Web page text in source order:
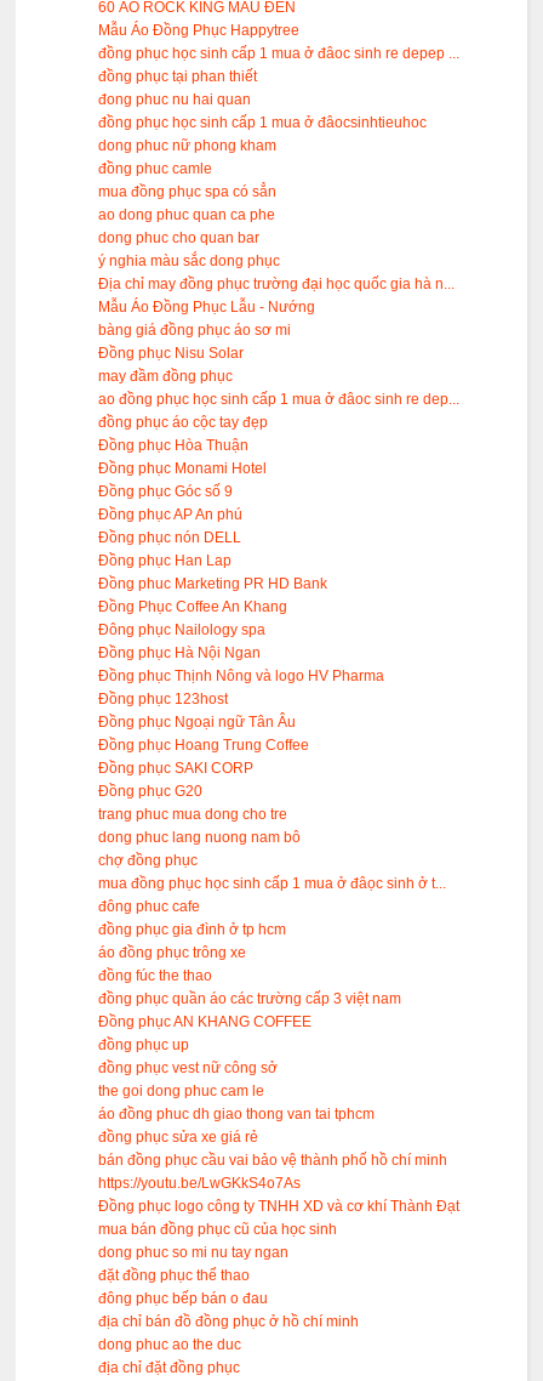
60 ÁO ROCK KING MÀU ĐEN
Mẫu Áo Đồng Phục Happytree
đồng phục học sinh cấp 1 mua ở đâoc sinh re depep ...
đồng phục tại phan thiết
đong phuc nu hai quan
đồng phục học sinh cấp 1 mua ở đâocsinhtieuhoc
dong phuc nữ phong kham
đồng phuc camle
mua đồng phục spa có sẳn
ao dong phuc quan ca phe
dong phuc cho quan bar
ý nghia màu sắc dong phục
Địa chỉ may đồng phục trường đại học quốc gia hà n...
Mẫu Áo Đồng Phục Lẫu - Nướng
bàng giá đồng phục áo sơ mi
Đồng phục Nisu Solar
may đầm đồng phục
ao đồng phục học sinh cấp 1 mua ở đâoc sinh re dep...
đồng phục áo cộc tay đẹp
Đồng phục Hòa Thuận
Đồng phục Monami Hotel
Đồng phục Góc số 9
Đồng phục AP An phú
Đồng phục nón DELL
Đồng phục Han Lap
Đồng phuc Marketing PR HD Bank
Đồng Phục Coffee An Khang
Đông phục Nailology spa
Đồng phục Hà Nội Ngan
Đồng phục Thịnh Nông và logo HV Pharma
Đồng phục 123host
Đồng phục Ngoại ngữ Tân Âu
Đồng phục Hoang Trung Coffee
Đồng phục SAKI CORP
Đồng phục G20
trang phuc mua dong cho tre
dong phuc lang nuong nam bô
chợ đồng phục
mua đồng phục học sinh cấp 1 mua ở đâọc sinh ở t...
đông phuc cafe
đồng phục gia đình ở tp hcm
áo đồng phục trông xe
đồng fúc the thao
đồng phục quần áo các trường cấp 3 việt nam
Đồng phục AN KHANG COFFEE
đồng phục up
đồng phục vest nữ công sở
the goi dong phuc cam le
áo đồng phuc dh giao thong van tai tphcm
đồng phục sửa xe giá rẻ
bán đồng phục cầu vai bảo vệ thành phố hồ chí minh
https://youtu.be/LwGKkS4o7As
Đồng phục logo công ty TNHH XD và cơ khí Thành Đạt
mua bán đồng phục cũ của học sinh
dong phuc so mi nu tay ngan
đặt đồng phục thể thao
đông phục bếp bán o đau
địa chỉ bán đồ đồng phục ở hồ chí minh
dong phuc ao the duc
địa chỉ đặt đồng phục